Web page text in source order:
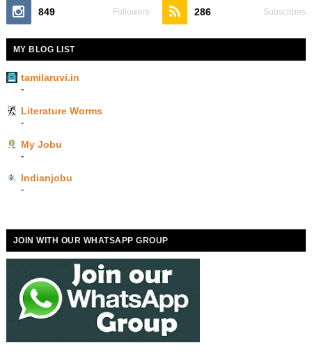
849 Followers 286 Subscribes
MY BLOG LIST
tamilaruvi.in
-
Literature Worms
-
My Jobu
-
Indianjobu
-
JOIN WITH OUR WHATSAPP GROUP